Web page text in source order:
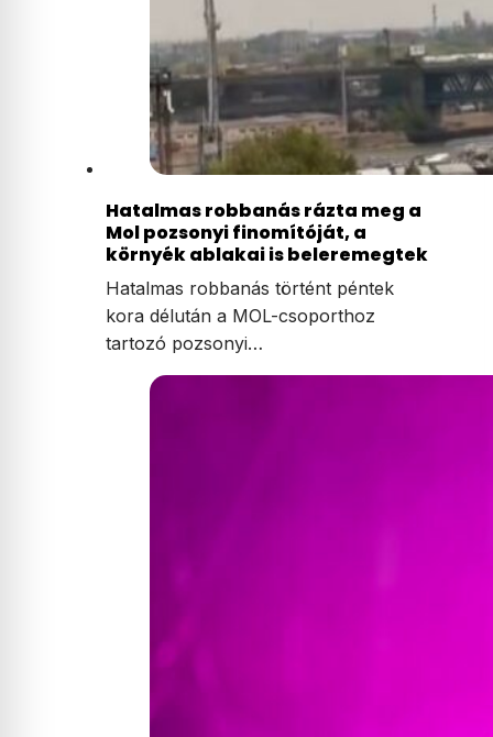
Hatalmas robbanás rázta meg a
Mol pozsonyi finomítóját, a
környék ablakai is beleremegtek
Hatalmas robbanás történt péntek
kora délután a MOL-csoporthoz
tartozó pozsonyi…